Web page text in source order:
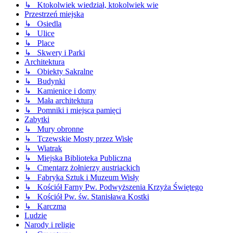
↳ Ktokolwiek wiedział, ktokolwiek wie
Przestrzeń miejska
↳ Osiedla
↳ Ulice
↳ Place
↳ Skwery i Parki
Architektura
↳ Obiekty Sakralne
↳ Budynki
↳ Kamienice i domy
↳ Mała architektura
↳ Pomniki i miejsca pamięci
Zabytki
↳ Mury obronne
↳ Tczewskie Mosty przez Wisłę
↳ Wiatrak
↳ Miejska Biblioteka Publiczna
↳ Cmentarz żołnierzy austriackich
↳ Fabryka Sztuk i Muzeum Wisły
↳ Kościół Farny Pw. Podwyższenia Krzyża Świętego
↳ Kościół Pw. św. Stanisława Kostki
↳ Karczma
Ludzie
Narody i religie